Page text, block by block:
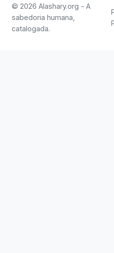
© 2026 Alashary.org - A
sabedoria humana,
catalogada.